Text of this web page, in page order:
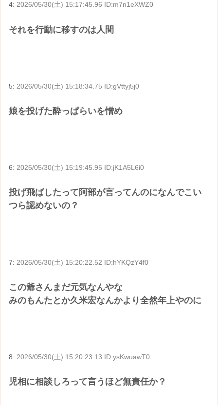
4:2026/05/30(土) 15:17:45.96 ID:m7n1eXWZ0
それを行動に移すのは人間
5: 2026/05/30(土) 15:18:34.75 ID:gVttyj5j0
娘を投げた酔っぱらいを憎め
6: 2026/05/30(土) 15:19:45.95 ID:jK1A5L6i0
投げ飛ばしたって阿部が言ってんのになんでこい
つら認めないの？
7: 2026/05/30(土) 15:20:22.52 ID:hYKQzY4f0
この爺さんまだ元気なんやな
みのもんたとか久米宏なんかより全然年上やのに
8: 2026/05/30(土) 15:20:23.13 ID:ysKwuawT0
児相に相談しろって言うほど無責任か？